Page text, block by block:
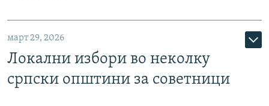
март 29, 2026
Локални избори во неколку
српски општини за советници